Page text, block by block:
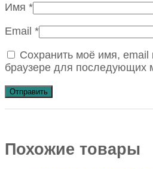
Имя *
Email *
Сохранить моё имя, email
браузере для последующих
Похожие товары